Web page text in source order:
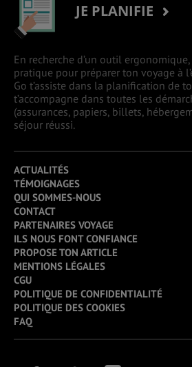
JE PLANIFIE
En recherche d’un outil
pratique pour préparer ton voyage à
Go t’assiste dans la planification de
t’accompagne dans toutes les
(assurances, papiers, billets,
séjour réussi.
ACTUALITÉS
TÉMOIGNAGES
QUI SOMMES-NOUS
CONTACT
PARTENAIRES VOYAGE
ILS NOUS FONT CONFIANCE
PROPOSE TON ARTICLE
MENTIONS LÉGALES
CGU
POLITIQUE DE CONFIDENTIALITÉ
POLITIQUE DES COOKIES
FAQ